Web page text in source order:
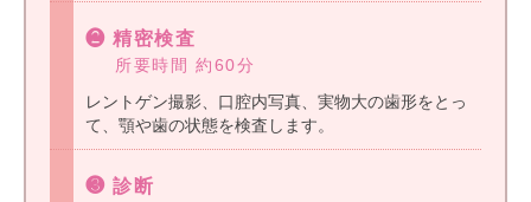
❷ 精密検査
所要時間 約60分
レントゲン撮影、口腔内写真、実物大の歯形をとっ
て、顎や歯の状態を検査します。
❸ 診断